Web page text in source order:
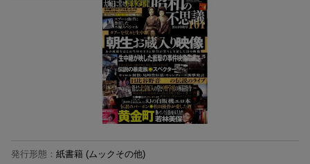
発行形態 ： 紙書籍 (ムックその他)